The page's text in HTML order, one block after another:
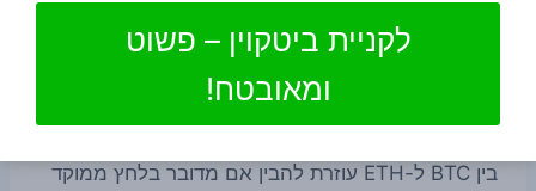
שבה משקיעים מפרשים חדשות שליליות.
Ethereum נכנס לתמונה בעיקר כמדד משלים. כש-
בין BTC ל-ETH עוזרת להבין אם מדובר בלחץ ממוקד
לקניית ביטקוין – פשוט
ומאובטח!